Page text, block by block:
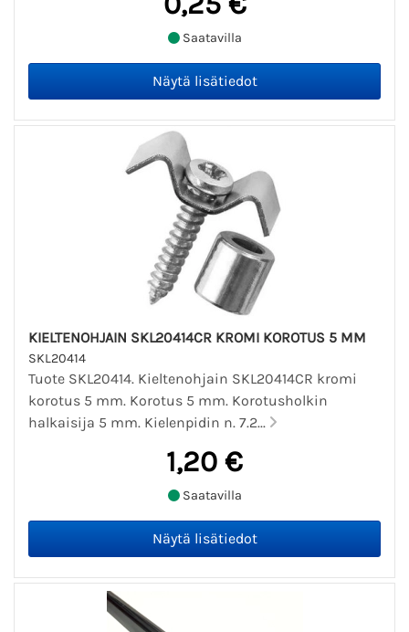
Saatavilla
KIELTENOHJAIN SKL20414CR KROMI KOROTUS 5 MM
SKL20414
Tuote SKL20414. Kieltenohjain SKL20414CR kromi
korotus 5 mm. Korotus 5 mm. Korotusholkin
halkaisija 5 mm. Kielenpidin n. 7.2...
1,20 €
Saatavilla